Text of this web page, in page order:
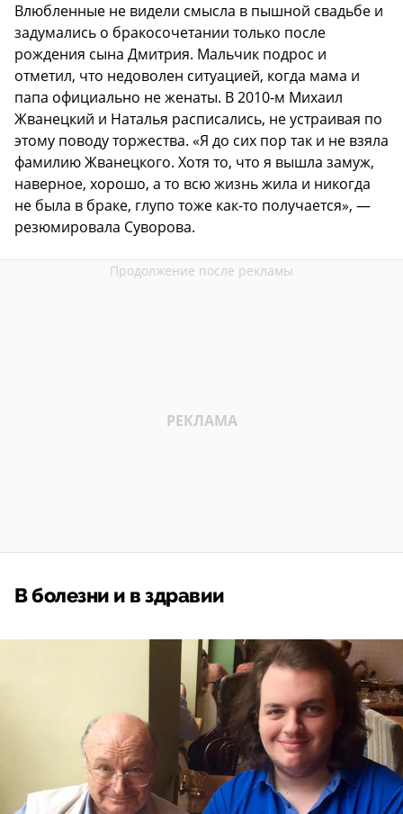
Влюбленные не видели смысла в пышной свадьбе и
задумались о бракосочетании только после
рождения сына Дмитрия. Мальчик подрос и
отметил, что недоволен ситуацией, когда мама и
папа официально не женаты. В 2010-м Михаил
Жванецкий и Наталья расписались, не устраивая по
этому поводу торжества. «Я до сих пор так и не взяла
фамилию Жванецкого. Хотя то, что я вышла замуж,
наверное, хорошо, а то всю жизнь жила и никогда
не была в браке, глупо тоже как-то получается», —
резюмировала Суворова.
В болезни и в здравии